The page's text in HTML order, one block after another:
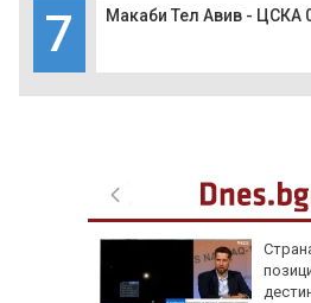
7 Макаби Тел Авив - ЦСКА